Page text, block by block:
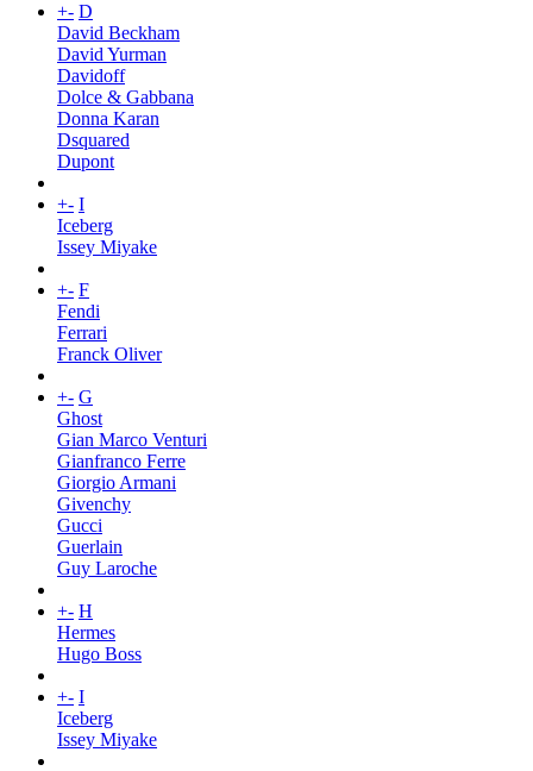
+- D
David Beckham
David Yurman
Davidoff
Dolce & Gabbana
Donna Karan
Dsquared
Dupont
+- I
Iceberg
Issey Miyake
+- F
Fendi
Ferrari
Franck Oliver
+- G
Ghost
Gian Marco Venturi
Gianfranco Ferre
Giorgio Armani
Givenchy
Gucci
Guerlain
Guy Laroche
+- H
Hermes
Hugo Boss
+- I
Iceberg
Issey Miyake